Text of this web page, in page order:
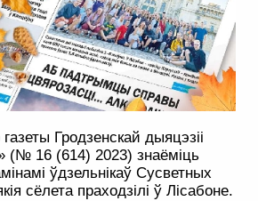
Гродзенскай дыяцэзіі
(№ 16 (614) 2023) знаёміць
ўдзельнікаў Сусветных
сёлета праходзілі ў Лісабоне.